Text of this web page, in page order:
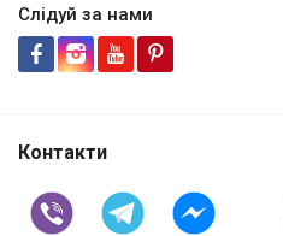
Слідуй за нами
Контакти